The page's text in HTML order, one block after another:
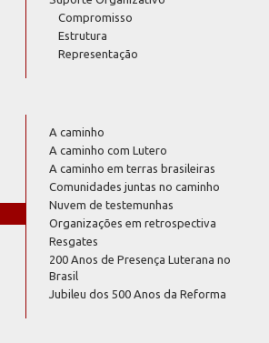
Compromisso
Estrutura
Representação
A caminho
A caminho com Lutero
A caminho em terras brasileiras
Comunidades juntas no caminho
Nuvem de testemunhas
Organizações em retrospectiva
Resgates
200 Anos de Presença Luterana no
Brasil
Jubileu dos 500 Anos da Reforma